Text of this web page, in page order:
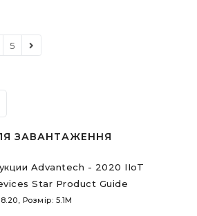
5
ЗАВАНТАЖЕННЯ
Advantech - 2020 IIoT
Star Product Guide
Розмір: 5.1M